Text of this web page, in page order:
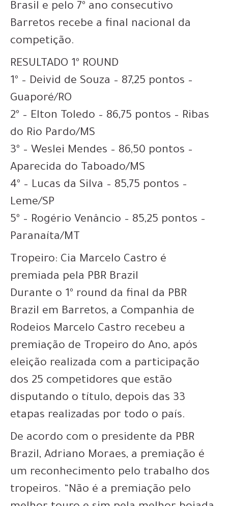
Brasil e pelo 7º ano consecutivo
Barretos recebe a final nacional da
competição.
RESULTADO 1º ROUND
1º – Deivid de Souza – 87,25 pontos –
Guaporé/RO
2º – Elton Toledo – 86,75 pontos – Ribas
do Rio Pardo/MS
3º – Weslei Mendes – 86,50 pontos –
Aparecida do Taboado/MS
4º – Lucas da Silva – 85,75 pontos –
Leme/SP
5º – Rogério Venâncio – 85,25 pontos –
Paranaíta/MT
Tropeiro: Cia Marcelo Castro é
premiada pela PBR Brazil
Durante o 1º round da final da PBR
Brazil em Barretos, a Companhia de
Rodeios Marcelo Castro recebeu a
premiação de Tropeiro do Ano, após
eleição realizada com a participação
dos 25 competidores que estão
disputando o título, depois das 33
etapas realizadas por todo o país.
De acordo com o presidente da PBR
Brazil, Adriano Moraes, a premiação é
um reconhecimento pelo trabalho dos
tropeiros. “Não é a premiação pelo